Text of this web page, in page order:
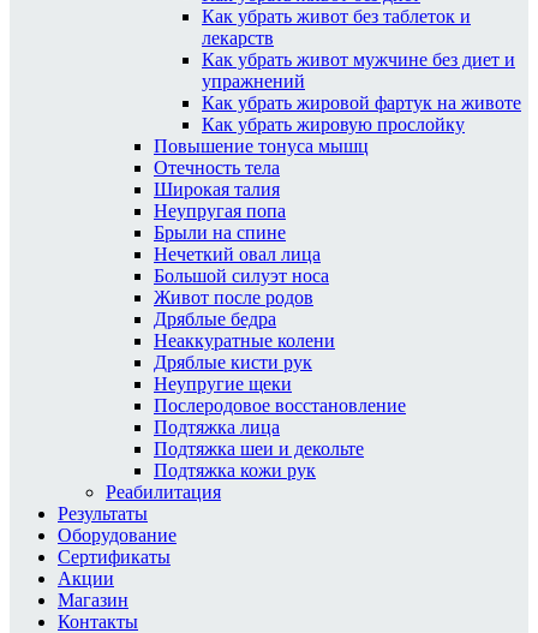
Как убрать живот без таблеток и
лекарств
Как убрать живот мужчине без диет и
упражнений
Как убрать жировой фартук на животе
Как убрать жировую прослойку
Повышение тонуса мышц
Отечность тела
Широкая талия
Неупругая попа
Брыли на спине
Нечеткий овал лица
Большой силуэт носа
Живот после родов
Дряблые бедра
Неаккуратные колени
Дряблые кисти рук
Неупругие щеки
Послеродовое восстановление
Подтяжка лица
Подтяжка шеи и декольте
Подтяжка кожи рук
Реабилитация
Результаты
Оборудование
Сертификаты
Акции
Магазин
Контакты